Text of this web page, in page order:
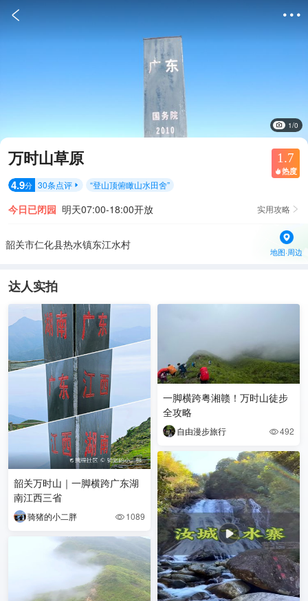
 
1/0
万时山草原 1.7
 热度
4.9分 30条点评  “登山顶俯瞰山水田舍”
今日已闭园 明天07:00-18:00开放 实用攻略 
韶关市仁化县热水镇东江水村
地图·周边
达人实拍
韶关万时山｜一脚横跨广东湖
南江西三省
骑猪的小二胖  1089
一脚横跨粤湘赣！万时山徒步
全攻略
自由漫步旅行 492